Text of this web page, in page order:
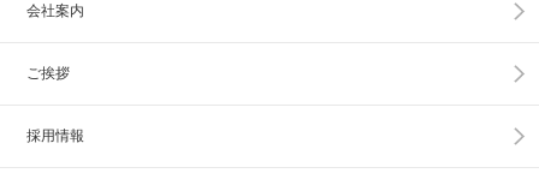
会社案内
ご挨拶
採用情報